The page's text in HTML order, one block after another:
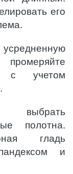
его
с учетом
полотна.
гладь
и